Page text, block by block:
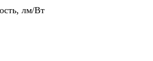
лм/Вт